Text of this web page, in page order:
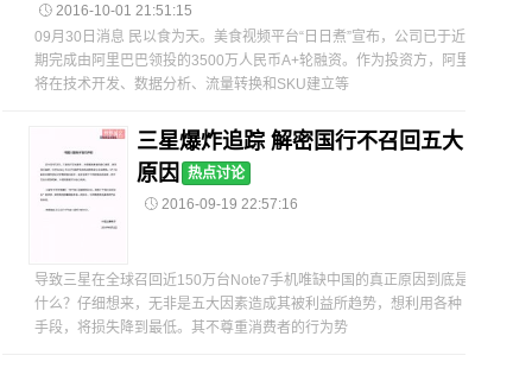
 2016-10-01 21:51:15
09月30日消息 民以食为天。美食视频平台“日日煮”宣布，公司已于近
期完成由阿里巴巴领投的3500万人民币A+轮融资。作为投资方，阿里
将在技术开发、数据分析、流量转换和SKU建立等
三星爆炸追踪 解密国行不召回五大
原因
热点讨论
 2016-09-19 22:57:16
导致三星在全球召回近150万台Note7手机唯缺中国的真正原因到底是
什么？仔细想来，无非是五大因素造成其被利益所趋势，想利用各种
手段，将损失降到最低。其不尊重消费者的行为势